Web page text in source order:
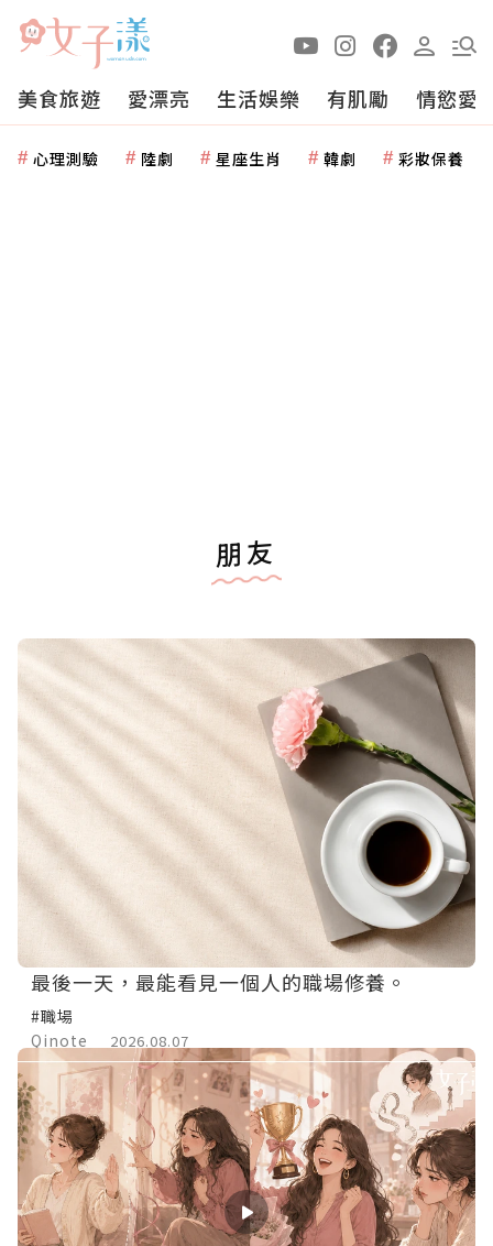
美食旅遊 愛漂亮 生活娛樂 有肌勵 情慾愛
心理測驗 陸劇 星座生肖 韓劇 彩妝保養
朋友
最後一天，最能看見一個人的職場修養。
#職場
Qinote
2026.08.07